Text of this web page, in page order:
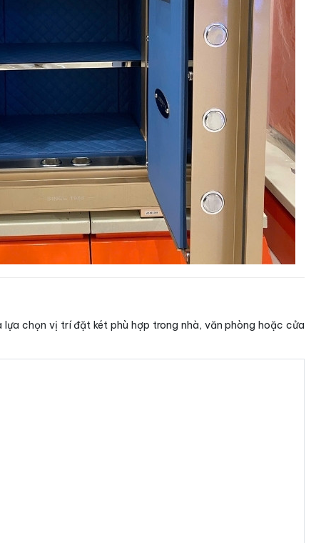
chọn vị trí đặt két phù hợp trong nhà, văn phòng hoặc cửa